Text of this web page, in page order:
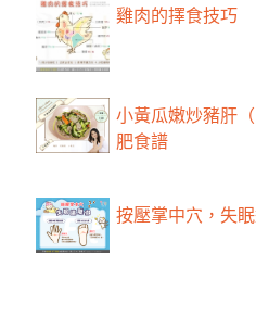
雞肉的擇食技巧
小黃瓜嫩炒豬肝
肥食譜
按壓掌中穴，失